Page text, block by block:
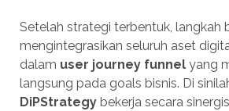
Setelah strategi terbentuk, langkah
mengintegrasikan seluruh aset
dalam user journey funnelyang
langsung pada goals bisnis. Di
DiPStrategybekerja secara